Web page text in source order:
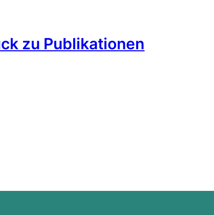
zu Publikationen